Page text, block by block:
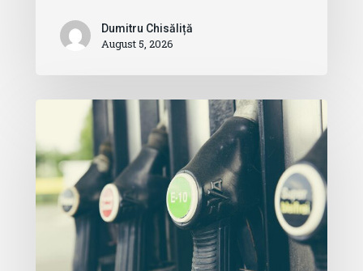
Dumitru Chisăliță
August 5, 2026